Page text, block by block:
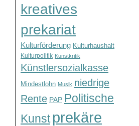
kreatives
prekariat
Kulturförderung Kulturhaushalt
Kulturpolitik Kunstkritik
Künstlersozialkasse
Mindestlohn Musik niedrige
Rente PAP Politische
Kunst prekäre